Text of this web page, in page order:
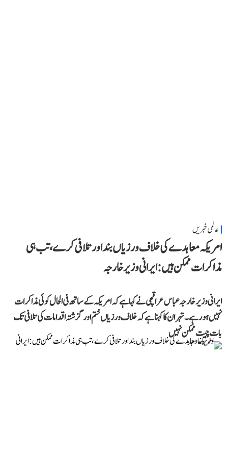
عالمی خبریں
امریکہ معاہدے کی خلاف ورزیاں بند اور تلافی کرے، تب ہی
مذاکرات ممکن ہیں: ایرانی وزیر خارجہ
ایرانی وزیر خارجہ عباس عراقچی نے کہا ہے کہ امریکہ کے ساتھ فی الحال کوئی مذاکرات
نہیں ہو رہے۔ تہران کا کہنا ہے کہ خلاف ورزیاں ختم اور گزشتہ اقدامات کی تلافی تک
بات چیت ممکن نہیں